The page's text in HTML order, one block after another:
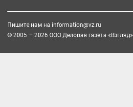
Пишите нам на information@vz.ru
© 2005 — 2026 ООО Деловая газета «Взгляд»